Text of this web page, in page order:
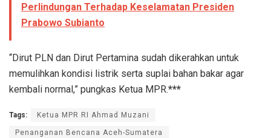
Perlindungan Terhadap Keselamatan Presiden
Prabowo Subianto
“Dirut PLN dan Dirut Pertamina sudah dikerahkan untuk
memulihkan kondisi listrik serta suplai bahan bakar agar
kembali normal,” pungkas Ketua MPR.***
Tags: Ketua MPR RI Ahmad Muzani
Penanganan Bencana Aceh-Sumatera